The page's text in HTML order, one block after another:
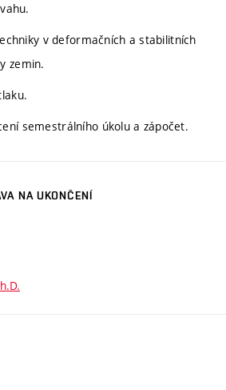
v deformačních a stabilitních
zemin.
semestrálního úkolu a zápočet.
NA UKONČENÍ